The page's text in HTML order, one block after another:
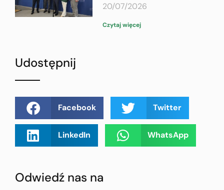
20/07/2026
Czytaj więcej
Udostępnij
Facebook Twitter
LinkedIn WhatsApp
Odwiedź nas na